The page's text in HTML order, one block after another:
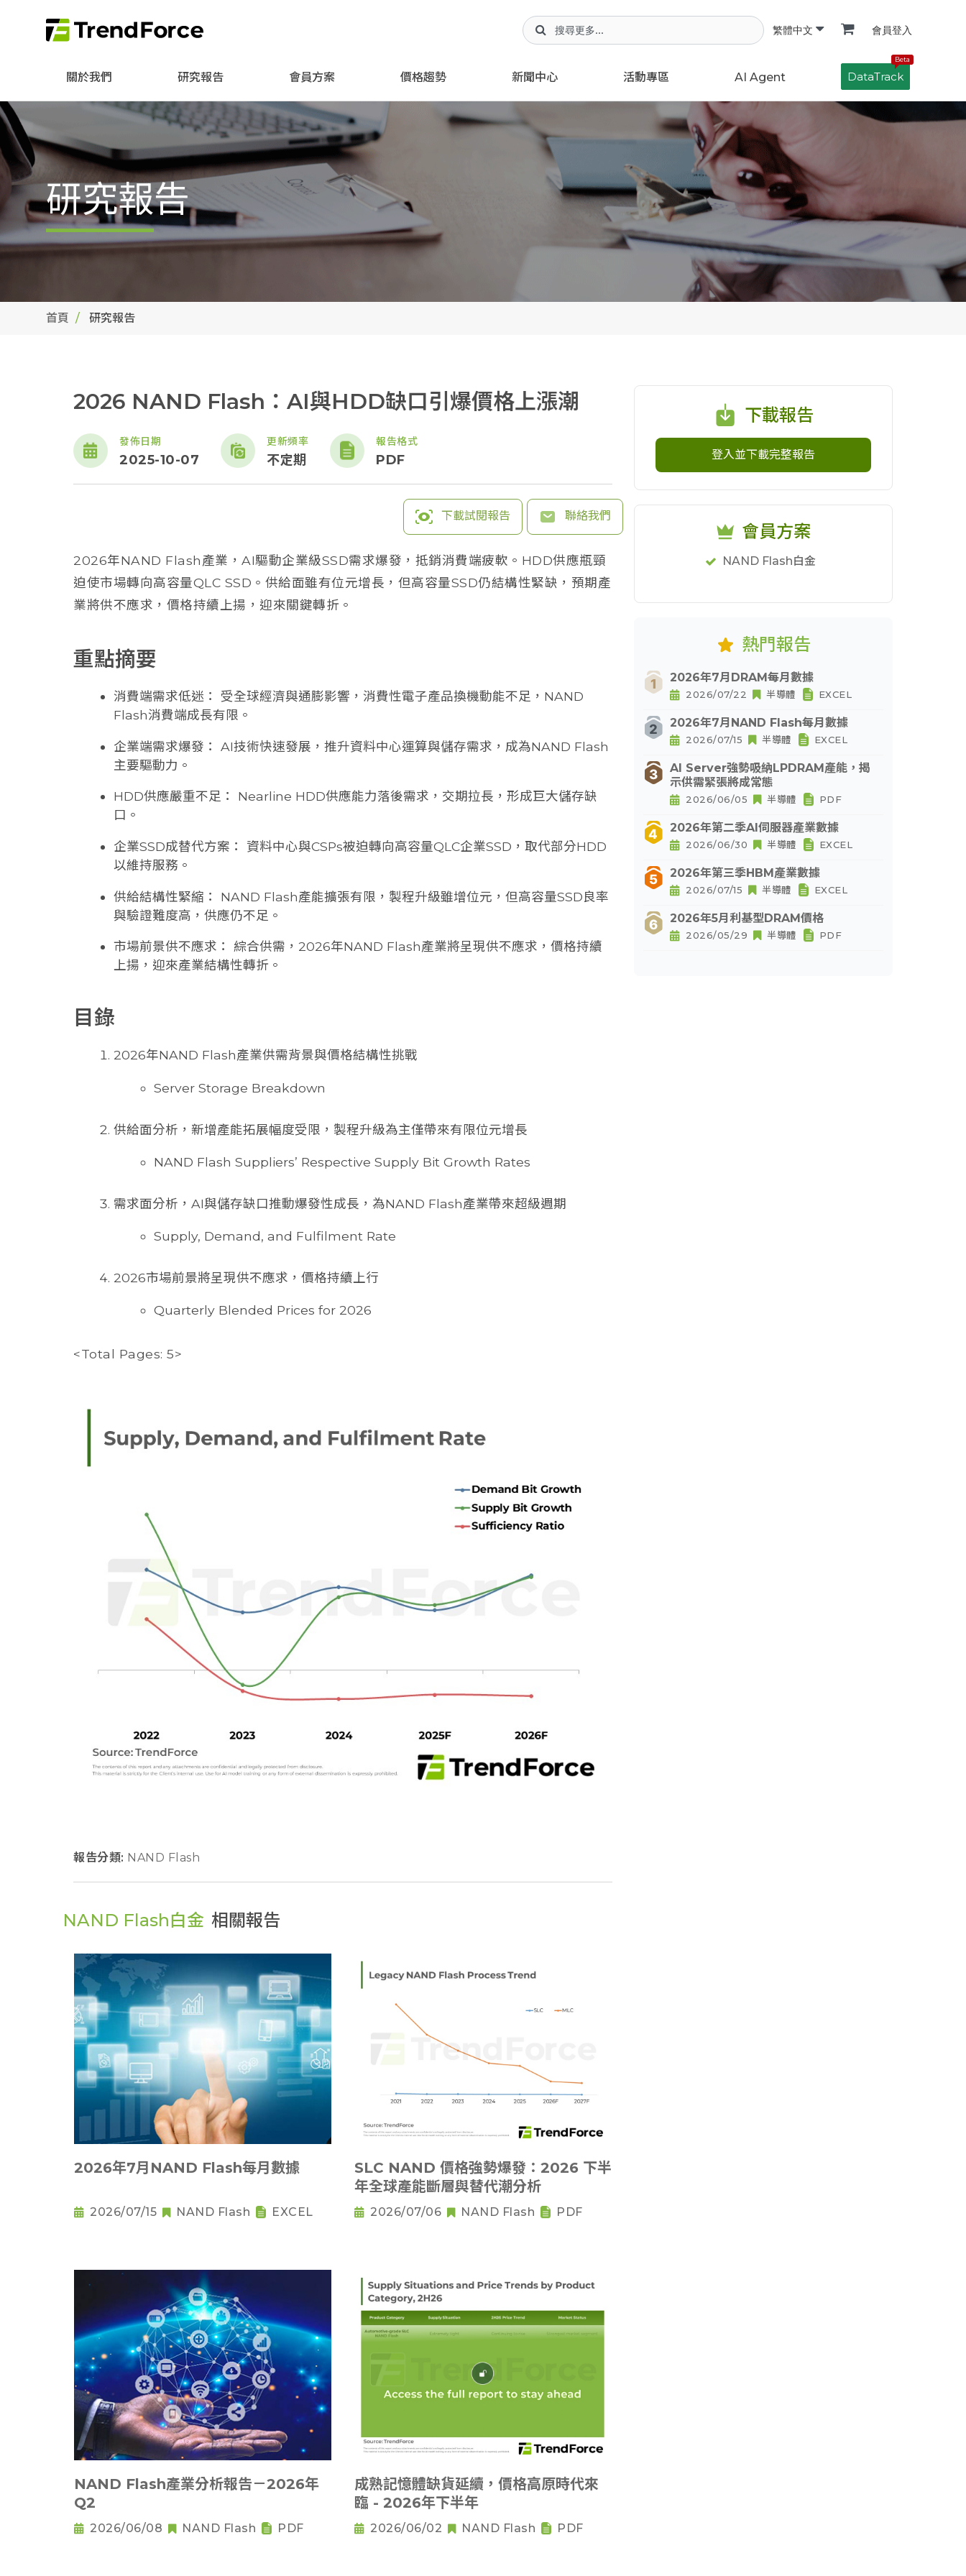
繁體中文 會員登入
關於我們 研究報告 會員方案 價格趨勢 新聞中心 活動專區 AI Agent
Beta
DataTrack
研究報告
首頁 研究報告
2026 NAND Flash：AI與HDD缺口引爆價格上漲潮
發佈日期
2025-10-07
更新頻率
不定期
報告格式
PDF
下載試閱報告 聯絡我們
2026年NAND Flash產業，AI驅動企業級SSD需求爆發，抵銷消費端疲軟。HDD供應瓶頸
迫使市場轉向高容量QLC SSD。供給面雖有位元增長，但高容量SSD仍結構性緊缺，預期產
業將供不應求，價格持續上揚，迎來關鍵轉折。
重點摘要
消費端需求低迷： 受全球經濟與通膨影響，消費性電子產品換機動能不足，NAND
Flash消費端成長有限。
企業端需求爆發： AI技術快速發展，推升資料中心運算與儲存需求，成為NAND Flash
主要驅動力。
HDD供應嚴重不足： Nearline HDD供應能力落後需求，交期拉長，形成巨大儲存缺
口。
企業SSD成替代方案： 資料中心與CSPs被迫轉向高容量QLC企業SSD，取代部分HDD
以維持服務。
供給結構性緊縮： NAND Flash產能擴張有限，製程升級雖增位元，但高容量SSD良率
與驗證難度高，供應仍不足。
市場前景供不應求： 綜合供需，2026年NAND Flash產業將呈現供不應求，價格持續
上揚，迎來產業結構性轉折。
目錄
2026年NAND Flash產業供需背景與價格結構性挑戰
Server Storage Breakdown
供給面分析，新增產能拓展幅度受限，製程升級為主僅帶來有限位元增長
NAND Flash Suppliers’ Respective Supply Bit Growth Rates
需求面分析，AI與儲存缺口推動爆發性成長，為NAND Flash產業帶來超級週期
Supply, Demand, and Fulfilment Rate
2026市場前景將呈現供不應求，價格持續上行
Quarterly Blended Prices for 2026
<Total Pages: 5>
報告分類: NAND Flash
NAND Flash白金 相關報告
2026年7月NAND Flash每月數據
2026/07/15 NAND Flash EXCEL
SLC NAND 價格強勢爆發：2026 下半
年全球產能斷層與替代潮分析
2026/07/06 NAND Flash PDF
NAND Flash產業分析報告－2026年
Q2
2026/06/08 NAND Flash PDF
成熟記憶體缺貨延續，價格高原時代來
臨 - 2026年下半年
2026/06/02 NAND Flash PDF
下載報告
登入並下載完整報告
會員方案
NAND Flash白金
熱門報告
2026年7月DRAM每月數據
2026/07/22 半導體 EXCEL
2026年7月NAND Flash每月數據
2026/07/15 半導體 EXCEL
AI Server強勢吸納LPDRAM產能，揭
示供需緊張將成常態
2026/06/05 半導體 PDF
2026年第二季AI伺服器產業數據
2026/06/30 半導體 EXCEL
2026年第三季HBM產業數據
2026/07/15 半導體 EXCEL
2026年5月利基型DRAM價格
2026/05/29 半導體 PDF